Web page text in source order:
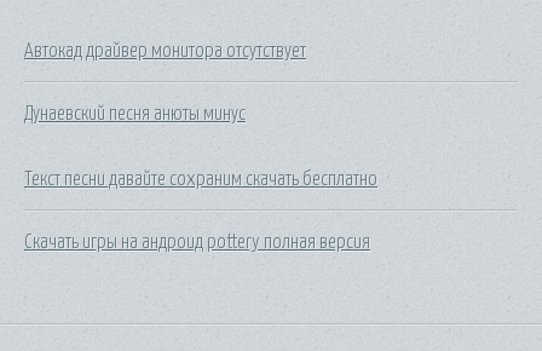
Автокад драйвер монитора отсутствует
Дунаевский песня анюты минус
Текст песни давайте сохраним скачать бесплатно
Скачать игры на андроид pottery полная версия